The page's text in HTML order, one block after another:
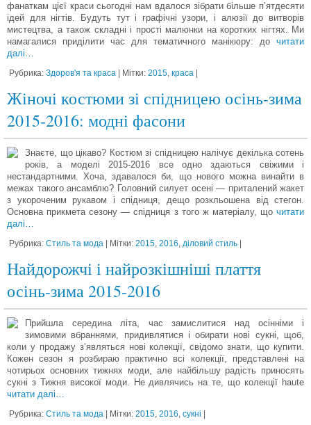
фанаткам цієї краси сьогодні нам вдалося зібрати більше п’ятдесяти
ідей для нігтів. Будуть тут і графічні узори, і алюзії до витворів
мистецтва, а також складні і прості малюнки на коротких нігтях. Ми
намагалися приділити час для тематичного манікюру: до читати
далі…
Рубрика: Здоров'я та краса | Мітки: 2015, краса
Жіночі костюми зі спідницею осінь-зима
2015-2016: модні фасони
Знаєте, що цікаво? Костюм зі спідницею налічує декілька сотень
років, а моделі 2015-2016 все одно здаються свіжими і
нестандартними. Хоча, здавалося би, що нового можна винайти в
межах такого ансамблю? Головний силует осені — приталений жакет
з укороченим рукавом і спідниця, дещо розкльошена від стегон.
Основна прикмета сезону — спідниця з того ж матеріалу, що читати
далі…
Рубрика: Стиль та мода | Мітки: 2015, 2016, діловий стиль
Найдорожчі і найрозкішніші плаття
осінь-зима 2015-2016
Прийшла середина літа, час замислитися над осінніми і
зимовими вбраннями, придивлятися і обирати нові сукні, щоб,
коли у продажу з’являться нові колекції, свідомо знати, що купити.
Кожен сезон я розбираю практично всі колекції, представлені на
чотирьох основних тижнях моди, але найбільшу радість приносять
сукні з Тижня високої моди. Не дивлячись на те, що колекції haute
читати далі…
Рубрика: Стиль та мода | Мітки: 2015, 2016, сукні